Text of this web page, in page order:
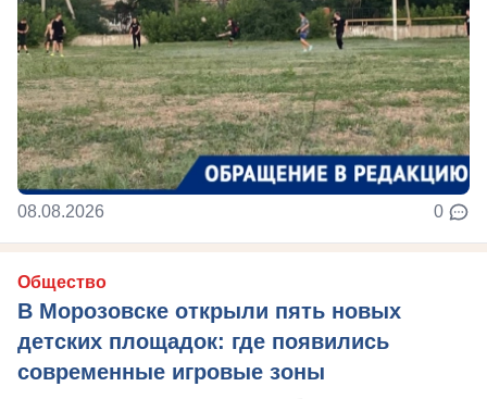
08.08.2026 0
Общество
В Морозовске открыли пять новых
детских площадок: где появились
современные игровые зоны